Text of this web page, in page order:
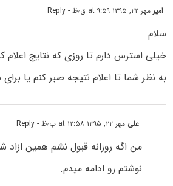
امیرمهر ۲۲, ۱۳۹۵ at ۹:۵۹ ق٫ظ - Reply
سلام
خیلی استرس دارم تا روزی که نتایج اعلام
به نظر شما تا اعلام نتیجه صبر کنم یا
علی مهر ۲۲, ۱۳۹۵ at ۱۲:۵۸ ب٫ظ - Reply
من اگه روزانه قبول نشم همین ازاد
نوشتم رو ادامه میدم.